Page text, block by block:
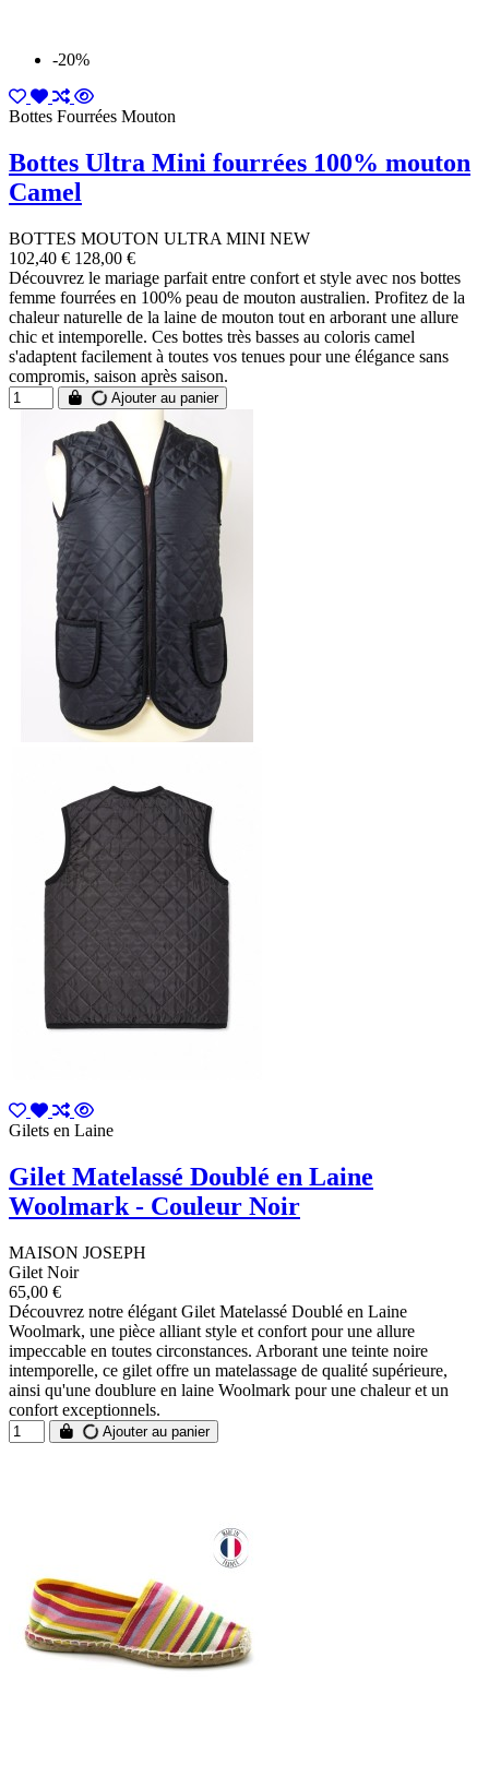
-20%
Bottes Fourrées Mouton
Bottes Ultra Mini fourrées 100% mouton
Camel
BOTTES MOUTON ULTRA MINI NEW
102,40 € 128,00 €
Découvrez le mariage parfait entre confort et style avec nos bottes
femme fourrées en 100% peau de mouton australien. Profitez de la
chaleur naturelle de la laine de mouton tout en arborant une allure
chic et intemporelle. Ces bottes très basses au coloris camel
s'adaptent facilement à toutes vos tenues pour une élégance sans
compromis, saison après saison.
Ajouter au panier
Gilets en Laine
Gilet Matelassé Doublé en Laine
Woolmark - Couleur Noir
MAISON JOSEPH
Gilet Noir
65,00 €
Découvrez notre élégant Gilet Matelassé Doublé en Laine
Woolmark, une pièce alliant style et confort pour une allure
impeccable en toutes circonstances. Arborant une teinte noire
intemporelle, ce gilet offre un matelassage de qualité supérieure,
ainsi qu'une doublure en laine Woolmark pour une chaleur et un
confort exceptionnels.
Ajouter au panier